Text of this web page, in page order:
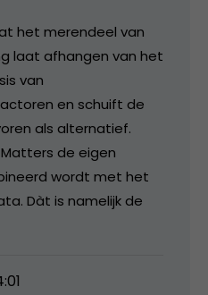
het merendeel van
laat afhangen van het
van
en schuift de
als alternatief.
de eigen
wordt met het
Dàt is namelijk de